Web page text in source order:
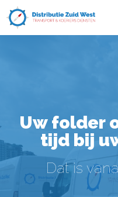
Uw folder
tijd bij
Dat is